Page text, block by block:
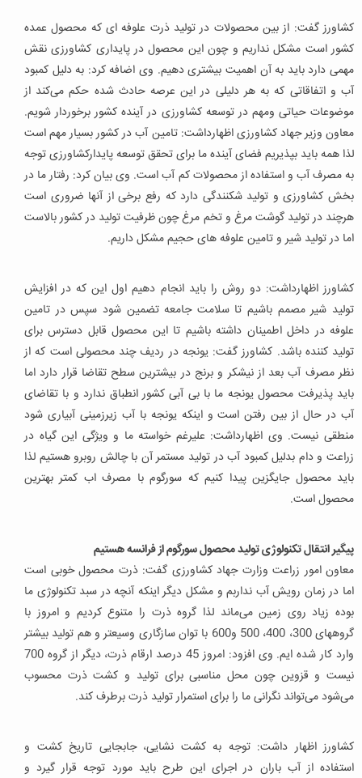
کشاورز گفت: از بین محصولات در تولید ذرت علوفه ای که محصول عمده
کشور است مشکل نداریم و چون این محصول در پایداری کشاورزی نقش
مهمی دارد باید به آن اهمیت بیشتری دهیم. وی اضافه کرد: به دلیل کمبود
آب و اتفاقاتی که به هر دلیلی در این عرصه حادث شده حکم می‌کند از
موضوعات حیاتی ومهم در توسعه کشاورزی در آینده کشور برخوردار شویم.
معاون وزیر جهاد کشاورزی اظهارداشت: تامین آب در کشور بسیار مهم است
لذا همه باید بپذیریم فضای آینده ما برای تحقق توسعه پایدارکشاورزی توجه
به مصرف آب و استفاده از محصولات کم آب است. وی بیان کرد: رفتار ما در
بخش کشاورزی و تولید شکنندگی دارد که رفع برخی از آنها ضروری است
هرچند در تولید گوشت مرغ و تخم مرغ چون ظرفیت تولید در کشور بالاست
اما در تولید شیر و تامین علوفه های حجیم مشکل داریم.
کشاورز اظهارداشت: دو روش را باید انجام دهیم اول این که در افزایش
تولید شیر مصمم باشیم تا سلامت جامعه تضمین شود سپس در تامین
علوفه در داخل اطمینان داشته باشیم تا این محصول قابل دسترس برای
تولید کننده باشد. کشاورز گفت: یونجه در ردیف چند محصولی است که از
نظر مصرف آب بعد از نیشکر و برنج در بیشترین سطح تقاضا قرار دارد اما
باید پذیرفت محصول یونجه ما با بی آبی کشور انطباق ندارد و با تقاضای
آب در حال از بین رفتن است و اینکه یونجه با آب زیرزمینی آبیاری شود
منطقی نیست. وی اظهارداشت: علیرغم خواسته ما و ویژگی این گیاه در
زراعت و دام بدلیل کمبود آب در تولید مستمر آن با چالش روبرو هستیم لذا
باید محصول جایگزین پیدا کنیم که سورگوم با مصرف اب کمتر بهترین
محصول است.
پیگیر انتقال تکنولوژی تولید محصول سورگوم از فرانسه هستیم
معاون امور زراعت وزارت جهاد کشاورزی گفت: ذرت محصول خوبی است
اما در زمان رویش آب نداربم و مشکل دیگر اینکه آنچه در سبد تکنولوژی ما
بوده زیاد روی زمین می‌ماند لذا گروه ذرت را متنوع کردیم و امروز با
گروههای 300، 400، 500 و600 با توان سازگاری وسیعتر و هم تولید بیشتر
وارد کار شده ایم. وی افزود: امروز 45 درصد ارقام ذرت، دیگر از گروه 700
نیست و قزوین چون محل مناسبی برای تولید و کشت ذرت محسوب
می‌شود می‌تواند نگرانی ما را برای استمرار تولید ذرت برطرف کند.
کشاورز اظهار داشت: توجه به کشت نشایی، جابجایی تاریخ کشت و
استفاده از آب باران در اجرای این طرح باید مورد توجه قرار گیرد و